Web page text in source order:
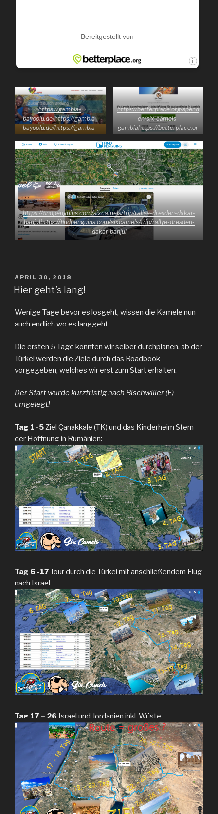
https://gambia-
bayoolu.de/https://gambia-
bayoolu.de/https://gambia-
https://betterplace.org/spend
en/six-camels-
gambiahttps://betterplace.or
gambia
https://findpenguins.com/sixcamels/trip/rallye-dresden-dakar-
banjulhttps://findpenguins.com/sixcamels/trip/rallye-dresden-
dakar-banjul
VERÖFFENTLICHT
AM
APRIL 30, 2018
Hier geht’s lang!
Wenige Tage bevor es losgeht, wissen die Kamele nun
auch endlich wo es langgeht…
Die ersten 5 Tage konnten wir selber durchplanen, ab der
Türkei werden die Ziele durch das Roadbook
vorgegeben, welches wir erst zum Start erhalten.
Der Start wurde kurzfristig nach Bischwiller (F)
umgelegt!
Tag 1 -5 Ziel Çanakkale (TK) und das Kinderheim Stern
der Hoffnung in Rumänien:
Tag 6 -17Tour durch die Türkei mit anschließendem Flug
nach Israel
Tag 17 – 26 Israel und Jordanien inkl. Wüste